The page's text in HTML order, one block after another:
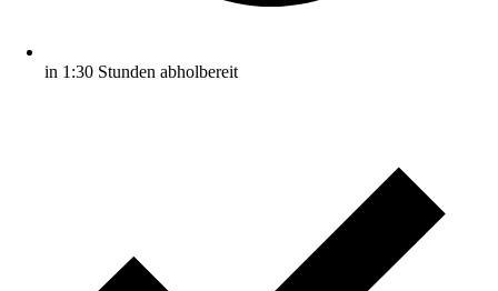
in 1:30 Stunden abholbereit